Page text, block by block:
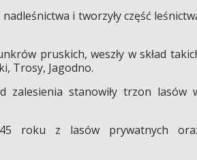
i tworzyły część
pruskich, weszły w skład
Trosy, Jagodno.
zalesienia stanowiły trzon lasów
roku z lasów prywatnych